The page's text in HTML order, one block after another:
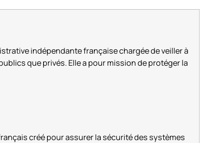
indépendante française chargée de veiller à
que privés. Elle a pour mission de protéger la
français créé pour assurer la sécurité des systèmes